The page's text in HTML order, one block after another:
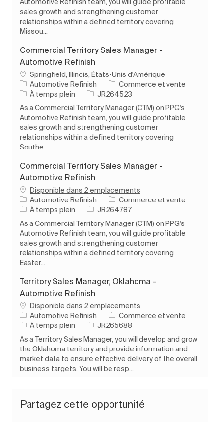
Automotive Refinish team, you will guide profitable
sales growth and strengthening customer
relationships within a defined territory covering
Missou...
Commercial Territory Sales Manager -
Automotive Refinish
Emplacement
Springfield, Illinois, États-Unis d'Amérique
Automotive Refinish
Catégorie
Commerce et vente
Type d’emploi
À temps plein ID de l’emploi
JR264523
As a Commercial Territory Manager (CTM) on PPG's
Automotive Refinish team, you will guide profitable
sales growth and strengthening customer
relationships within a defined territory covering
Southe...
Commercial Territory Sales Manager -
Automotive Refinish
Disponible dans 2 emplacements
Automotive Refinish
Catégorie
Commerce et vente
Type d’emploi
À temps plein ID de l’emploi
JR264787
As a Commercial Territory Manager (CTM) on PPG's
Automotive Refinish team, you will guide profitable
sales growth and strengthening customer
relationships within a defined territory covering
Easter...
Territory Sales Manager, Oklahoma -
Automotive Refinish
Disponible dans 2 emplacements
Automotive Refinish
Catégorie
Commerce et vente
Type d’emploi
À temps plein ID de l’emploi
JR265688
As a Territory Sales Manager, you will develop and grow
the Oklahoma territory and provide information and
market data to ensure effective delivery of the overall
business targets. You will be resp...
Partagez cette opportunité